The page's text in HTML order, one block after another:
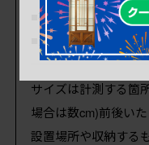
■棚板の奥行
■重量 約7kg
サイズは計測する箇
場合は数cm)前後いた
設置場所や収納する